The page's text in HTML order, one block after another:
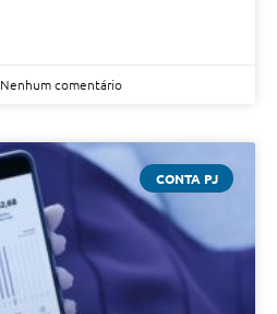
Nenhum comentário
CONTA PJ